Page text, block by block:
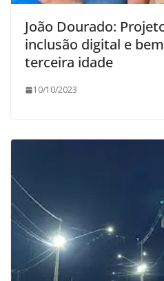
João Dourado:
inclusão digital e
terceira idade
10/10/2023